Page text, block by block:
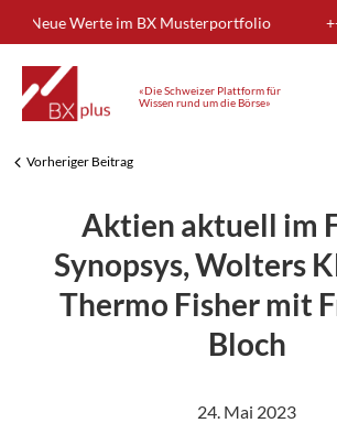
to
content
Neue Werte im BX Musterportfolio
«Die Schweizer Plattform für
Wissen rund um die Börse»
HIGHLIGHTS
ANALYSEN
Vorheriger Beitrag
Aktien aktuell im
Synopsys, Wolters
Thermo Fisher mit
Bloch
24. Mai 2023